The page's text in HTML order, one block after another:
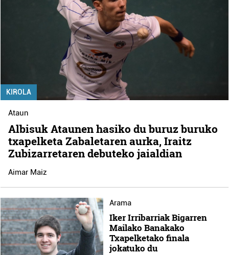
KIROLA
Ataun
Albisuk Ataunen hasiko du buruz buruko
txapelketa Zabaletaren aurka, Iraitz
Zubizarretaren debuteko jaialdian
Aimar Maiz
Arama
Iker Irribarriak Bigarren
Mailako Banakako
Txapelketako finala
jokatuko du